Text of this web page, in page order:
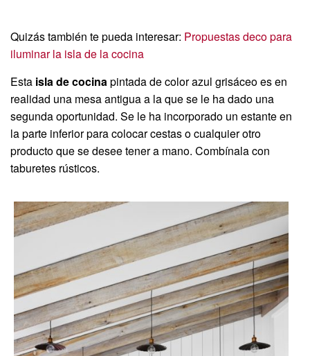
Quizás también te pueda interesar: Propuestas deco para
iluminar la isla de la cocina
Esta isla de cocinapintada de color azul grisáceo es en
realidad una mesa antigua a la que se le ha dado una
segunda oportunidad. Se le ha incorporado un estante en
la parte inferior para colocar cestas o cualquier otro
producto que se desee tener a mano. Combínala con
taburetes rústicos.